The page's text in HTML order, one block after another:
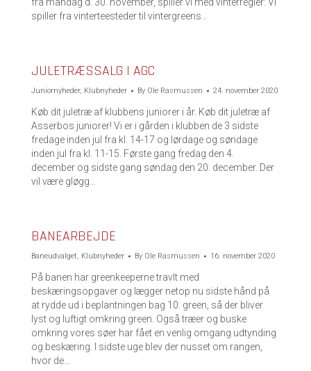
spiller fra vinterteesteder til vintergreens…
JULETRÆSSALG I AGC
Juniornyheder, Klubnyheder By Ole Rasmussen 24. november 2020
Køb dit juletræ af klubbens juniorer i år. Køb dit juletræ af
Asserbos juniorer! Vi er i gården i klubben de 3 sidste
fredage inden jul fra kl. 14-17 og lørdage og søndage
inden jul fra kl. 11-15. Første gang fredag den 4.
december og sidste gang søndag den 20. december. Der
vil være gløgg…
BANEARBEJDE
Baneudvalget, Klubnyheder By Ole Rasmussen 16. november 2020
På banen har greenkeeperne travlt med
beskæringsopgaver og lægger netop nu sidste hånd på
at rydde ud i beplantningen bag 10. green, så der bliver
lyst og luftigt omkring green. Også træer og buske
omkring vores søer har fået en venlig omgang udtynding
og beskæring. I sidste uge blev der nusset om rangen,
hvor de…